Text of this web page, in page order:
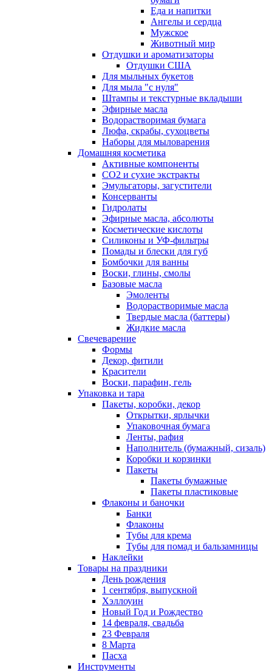
Еда и напитки
Ангелы и сердца
Мужское
Животный мир
Отдушки и ароматизаторы
Отдушки США
Для мыльных букетов
Для мыла "с нуля"
Штампы и текстурные вкладыши
Эфирные масла
Водорастворимая бумага
Люфа, скрабы, сухоцветы
Наборы для мыловарения
Домашняя косметика
Активные компоненты
СО2 и сухие экстракты
Эмульгаторы, загустители
Консерванты
Гидролаты
Эфирные масла, абсолюты
Косметические кислоты
Силиконы и УФ-фильтры
Помады и блески для губ
Бомбочки для ванны
Воски, глины, смолы
Базовые масла
Эмоленты
Водорастворимые масла
Твердые масла (баттеры)
Жидкие масла
Свечеварение
Формы
Декор, фитили
Красители
Воски, парафин, гель
Упаковка и тара
Пакеты, коробки, декор
Открытки, ярлычки
Упаковочная бумага
Ленты, рафия
Наполнитель (бумажный, сизаль)
Коробки и корзинки
Пакеты
Пакеты бумажные
Пакеты пластиковые
Флаконы и баночки
Банки
Флаконы
Тубы для крема
Тубы для помад и бальзамницы
Наклейки
Товары на праздники
День рождения
1 сентября, выпускной
Хэллоуин
Новый Год и Рождество
14 февраля, свадьба
23 Февраля
8 Марта
Пасха
Инструменты